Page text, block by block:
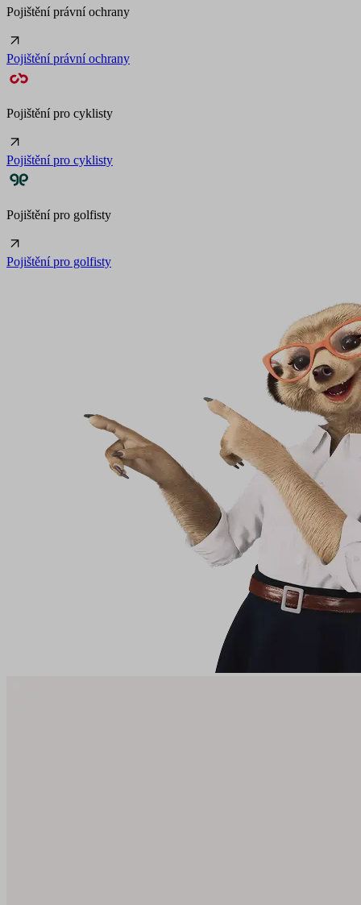
Pojištění právní ochrany
Pojištění právní ochrany
Pojištění pro cyklisty
Pojištění pro cyklisty
Pojištění pro golfisty
Pojištění pro golfisty